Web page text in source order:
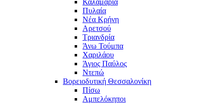
Καλαμαριά
Πυλαία
Νέα Κρήνη
Αρετσού
Τριανδρία
Άνω Τούμπα
Χαριλάου
Άγιος Παύλος
Ντεπώ
Βορειοδυτική Θεσσαλονίκη
Πίσω
Αμπελόκηποι